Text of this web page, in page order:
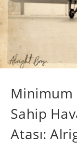
Minimum
Sahip
Atası: